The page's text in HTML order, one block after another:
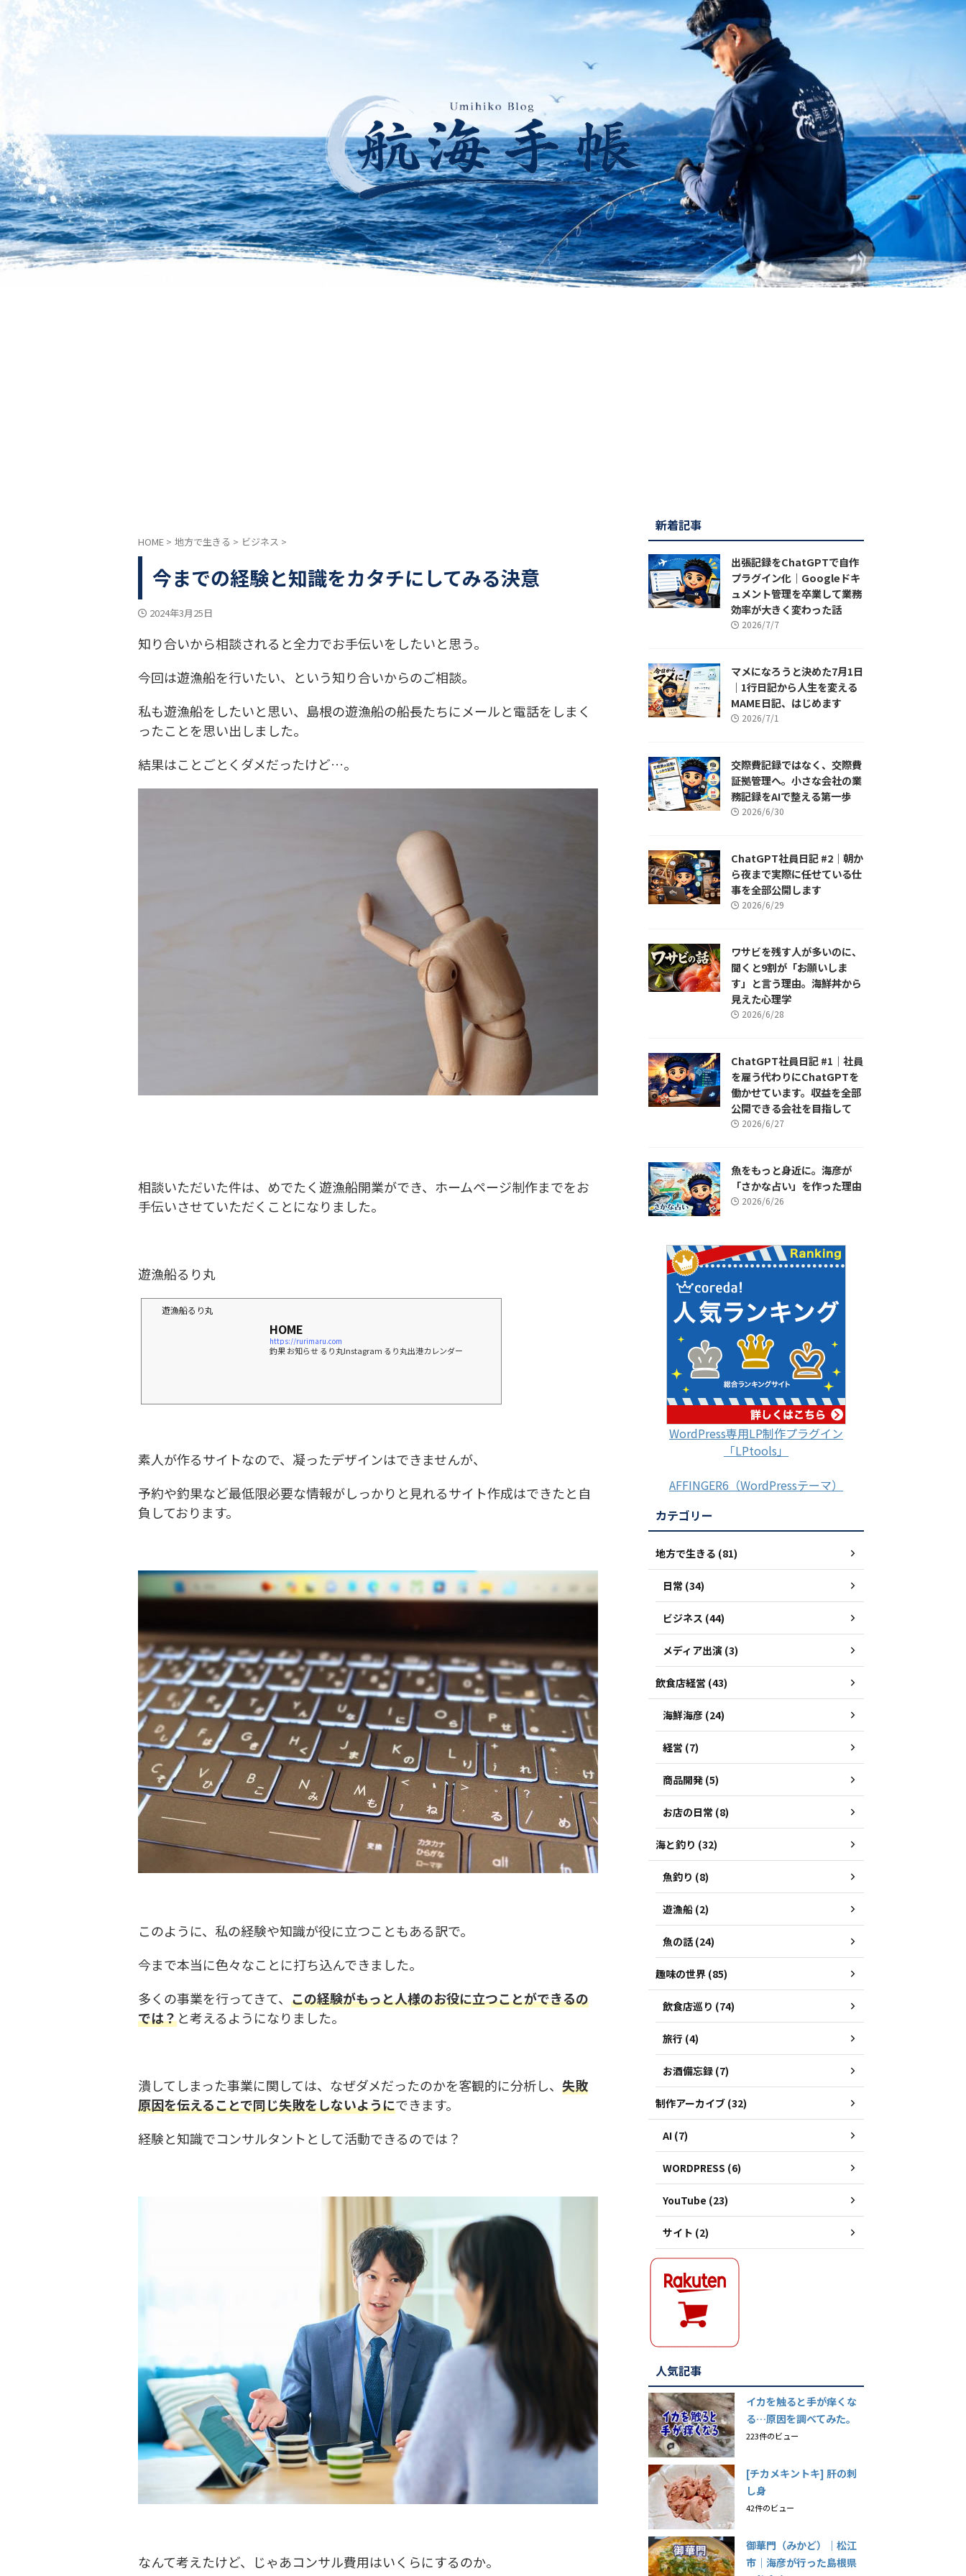
HOME > 地方で生きる > ビジネス >
今までの経験と知識をカタチにしてみる決意
2024年3月25日
知り合いから相談されると全力でお手伝いをしたいと思う。
今回は遊漁船を行いたい、という知り合いからのご相談。
私も遊漁船をしたいと思い、島根の遊漁船の船長たちにメールと電話をしまく
ったことを思い出しました。
結果はことごとくダメだったけど…。
相談いただいた件は、めでたく遊漁船開業ができ、ホームページ制作までをお
手伝いさせていただくことになりました。
遊漁船るり丸
遊漁船るり丸
HOME
https://rurimaru.com
釣果 お知らせ るり丸Instagram るり丸出港カレンダー
素人が作るサイトなので、凝ったデザインはできませんが、
予約や釣果など最低限必要な情報がしっかりと見れるサイト作成はできたと自
負しております。
このように、私の経験や知識が役に立つこともある訳で。
今まで本当に色々なことに打ち込んできました。
多くの事業を行ってきて、 この経験がもっと人様のお役に立つことができるの
では？と考えるようになりました。
潰してしまった事業に関しては、なぜダメだったのかを客観的に分析し、 失敗
原因を伝えることで同じ失敗をしないようにできます。
経験と知識でコンサルタントとして活動できるのでは？
なんて考えたけど、じゃあコンサル費用はいくらにするのか。
新着記事
出張記録をChatGPTで自作
プラグイン化｜Googleドキ
ュメント管理を卒業して業務
効率が大きく変わった話
2026/7/7
マメになろうと決めた7月1日
｜1行日記から人生を変える
MAME日記、はじめます
2026/7/1
交際費記録ではなく、交際費
証拠管理へ。小さな会社の業
務記録をAIで整える第一歩
2026/6/30
ChatGPT社員日記 #2｜朝か
ら夜まで実際に任せている仕
事を全部公開します
2026/6/29
ワサビを残す人が多いのに、
聞くと9割が「お願いしま
す」と言う理由。海鮮丼から
見えた心理学
2026/6/28
ChatGPT社員日記 #1｜社員
を雇う代わりにChatGPTを
働かせています。収益を全部
公開できる会社を目指して
2026/6/27
魚をもっと身近に。海彦が
「さかな占い」を作った理由
2026/6/26
WordPress専用LP制作プラグイン
「LPtools」
AFFINGER6（WordPressテーマ）
カテゴリー
地方で生きる (81)
日常 (34)
ビジネス (44)
メディア出演 (3)
飲食店経営 (43)
海鮮海彦 (24)
経営 (7)
商品開発 (5)
お店の日常 (8)
海と釣り (32)
魚釣り (8)
遊漁船 (2)
魚の話 (24)
趣味の世界 (85)
飲食店巡り (74)
旅行 (4)
お酒備忘録 (7)
制作アーカイブ (32)
AI (7)
WORDPRESS (6)
YouTube (23)
サイト (2)
人気記事
イカを触ると手が痒くな
る…原因を調べてみた。
223件のビュー
[チカメキントキ] 肝の刺
し身
42件のビュー
御華門（みかど）｜松江
市｜海彦が行った島根県